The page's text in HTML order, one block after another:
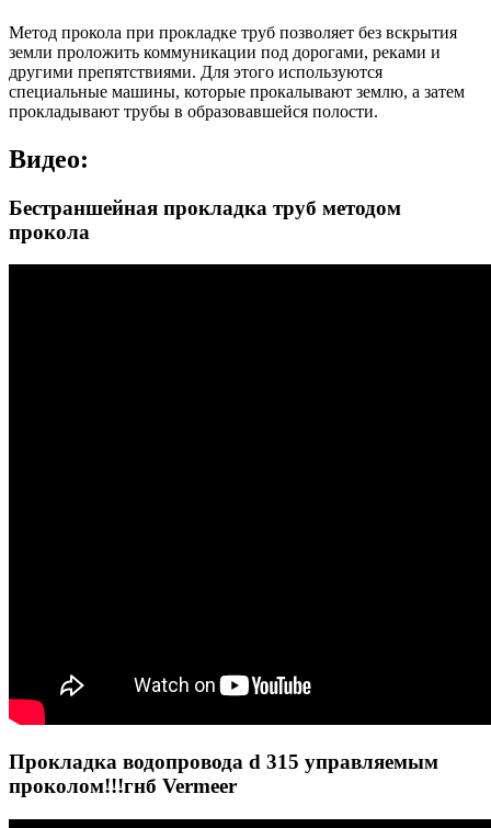
Метод прокола при прокладке труб позволяет без вскрытия
земли проложить коммуникации под дорогами, реками и
другими препятствиями. Для этого используются
специальные машины, которые прокалывают землю, а затем
прокладывают трубы в образовавшейся полости.
Видео:
Бестраншейная прокладка труб методом
прокола
Прокладка водопровода d 315 управляемым
проколом!!!гнб Vermeer